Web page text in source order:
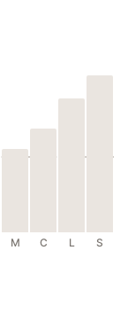
M C L S